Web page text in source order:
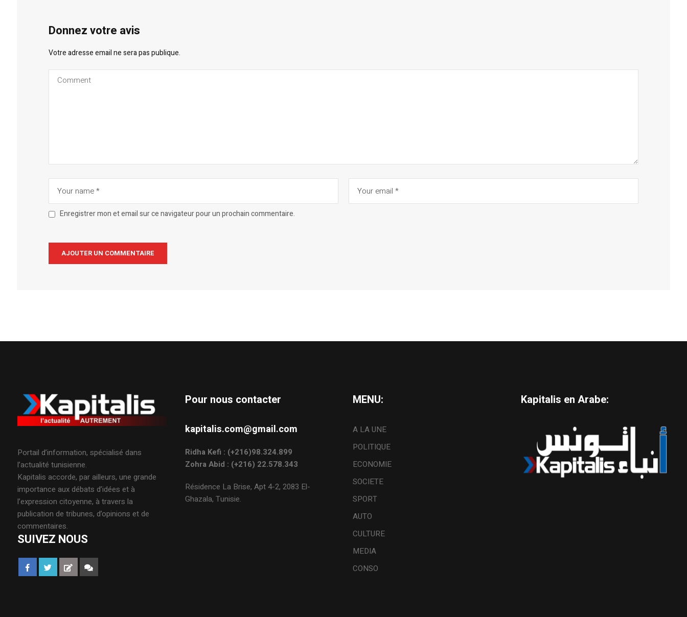
Donnez votre avis
Votre adresse email ne sera pas publique.
Enregistrer mon et email sur ce navigateur pour un prochain commentaire.
Portail d’information, spécialisé dans
l’actualité tunisienne.
Kapitalis accorde, par ailleurs, une grande
importance aux débats d’idées et à
l’expression citoyenne, à travers la
publication de tribunes, d’opinions et de
commentaires.
SUIVEZ NOUS
Pour nous contacter
kapitalis.com@gmail.com
Ridha Kefi : (+216)98.324.899
Zohra Abid : (+216) 22.578.343
Résidence La Brise, Apt 4-2, 2083 El-
Ghazala, Tunisie.
MENU:
A LA UNE
POLITIQUE
ECONOMIE
SOCIETE
SPORT
AUTO
CULTURE
MEDIA
CONSO
Kapitalis en Arabe: